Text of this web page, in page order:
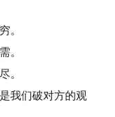
。
。
。
我们破对方的观